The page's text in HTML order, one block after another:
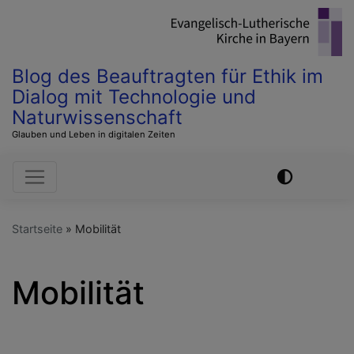
Blog des Beauftragten für Ethik im
Dialog mit Technologie und
Naturwissenschaft
Glauben und Leben in digitalen Zeiten
Hauptnavigation
Startseite Mobilität
Mobilität